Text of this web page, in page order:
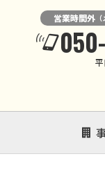
営業時間外（